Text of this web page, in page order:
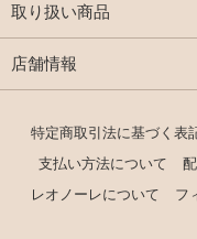
取り扱い商品
店舗情報
特定商取引法に基づく表
支払い方法について
レオノーレについて
フ